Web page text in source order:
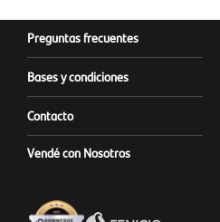
Preguntas frecuentes
Bases y condiciones
Contacto
Vendé con Nosotros